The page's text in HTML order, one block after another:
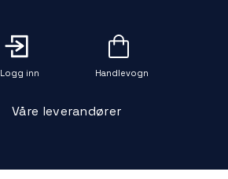
Logg inn Handlevogn
Våre leverandører